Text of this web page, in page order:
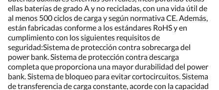
ellas baterías de grado A y no recicladas, con una vida útil de
al menos 500 ciclos de carga y según normativa CE. Además,
están fabricadas conforme a los estándares RoHS y en
cumplimiento con los siguientes requisitos de
seguridad:Sistema de protección contra sobrecarga del
power bank. Sistema de protección contra descarga
completa que proporciona una mayor durabilidad del power
bank. Sistema de bloqueo para evitar cortocircuitos. Sistema
de transferencia de carga constante, acorde con la capacidad